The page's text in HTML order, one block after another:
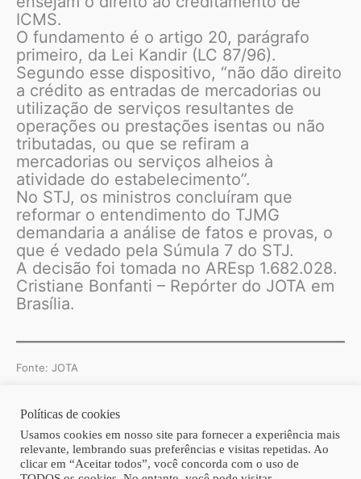
ICMS.
O fundamento é o artigo 20, parágrafo
primeiro, da Lei Kandir (LC 87/96).
Segundo esse dispositivo, “não dão direito
a crédito as entradas de mercadorias ou
utilização de serviços resultantes de
operações ou prestações isentas ou não
tributadas, ou que se refiram a
mercadorias ou serviços alheios à
atividade do estabelecimento”.
No STJ, os ministros concluíram que
reformar o entendimento do TJMG
demandaria a análise de fatos e provas, o
que é vedado pela Súmula 7 do STJ.
A decisão foi tomada no AREsp 1.682.028.
Cristiane Bonfanti – Repórter do JOTA em
Brasília.
Fonte: JOTA
Copyright © 2026 | Homero Costa Advogados
Políticas de cookies
Usamos cookies em nosso site para fornecer a experiência mais
relevante, lembrando suas preferências e visitas repetidas. Ao
clicar em “Aceitar todos”, você concorda com o uso de